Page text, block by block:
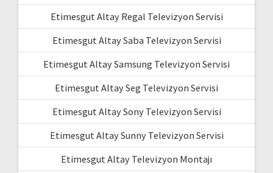
Etimesgut Altay Regal Televizyon Servisi
Etimesgut Altay Saba Televizyon Servisi
Etimesgut Altay Samsung Televizyon Servisi
Etimesgut Altay Seg Televizyon Servisi
Etimesgut Altay Sony Televizyon Servisi
Etimesgut Altay Sunny Televizyon Servisi
Etimesgut Altay Televizyon Montajı